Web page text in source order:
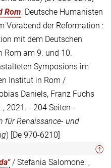
Rom: Deutsche Humanisten
Vorabend der Reformation :
mit dem Deutschen
Rom am 9. und 10.
Symposions im
Institut in Rom /
Daniels, Franz Fuchs
2021. - 204 Seiten -
für Renaissance- und
) [De 970-6210]
/ Stefania Salomone. ,